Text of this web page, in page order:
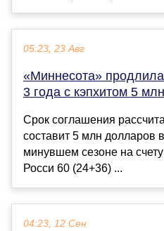
05:23, 23 Авг
«Миннесота» продлила
3 года с кэпхитом 5
Срок соглашения
составит 5 млн долларов
минувшем сезоне на
Росси 60 (24+36) ...
04:23, 12 Сен